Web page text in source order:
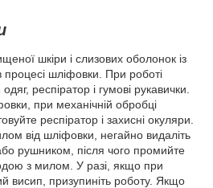
шкіри і слизових оболонок із
шліфовки. При роботі
респіратор і гумові рукавички.
при механічній обробці
респіратор і захисні окуляри.
від шліфовки, негайно видаліть
рушником, після чого промийте
з милом. У разі, якщо при
висип, призупиніть роботу. Якщо